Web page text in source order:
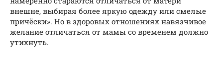
внешне, выбирая более яркую одежду или смелые
причёски». Но в здоровых отношениях навязчивое
желание отличаться от мамы со временем должно
утихнуть.